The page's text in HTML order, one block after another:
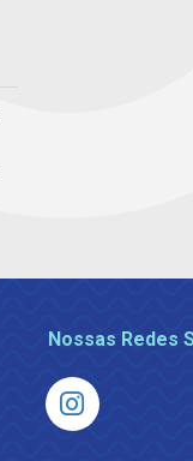
Nossas Redes